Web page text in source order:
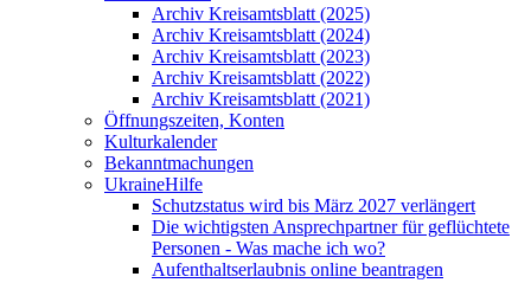
Archiv Kreisamtsblatt (2025)
Archiv Kreisamtsblatt (2024)
Archiv Kreisamtsblatt (2023)
Archiv Kreisamtsblatt (2022)
Archiv Kreisamtsblatt (2021)
Öffnungszeiten, Konten
Kulturkalender
Bekanntmachungen
UkraineHilfe
Schutzstatus wird bis März 2027 verlängert
Die wichtigsten Ansprechpartner für geflüchtete
Personen - Was mache ich wo?
Aufenthaltserlaubnis online beantragen